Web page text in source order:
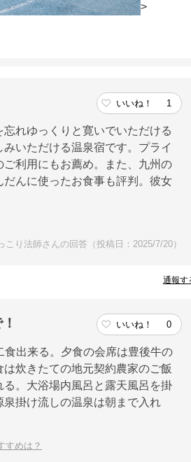
>
いいね！ 1
れゆっくりと寛いでいただける
いただける温泉宿です。プライ
利用にもお薦め。また、九州の
んに使ったお食事も評判。彼女
こり法師さんの回答（投稿日：2025/7/20）
通報す
いいね！ 0
出来る。夕食の会席は豊後牛の
炊きたての地元契約農家のご飯
。大浴場内風呂と露天風呂を掛
掛け流しの温泉は朝まで入れ
すめは？